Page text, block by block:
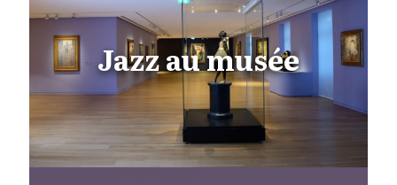
Jazz au musée